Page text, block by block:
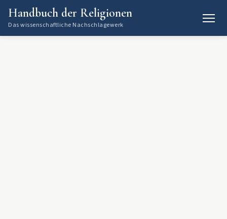
Handbuch der Religionen
Das wissenschaftliche Nachschlagewerk